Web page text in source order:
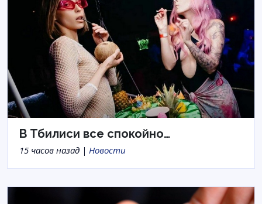
В Тбилиси все спокойно…
15 часов назад | Новости